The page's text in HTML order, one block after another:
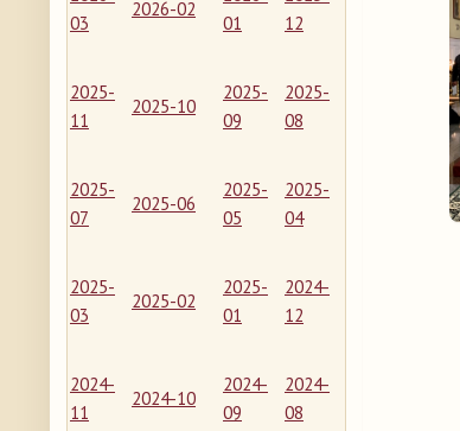
03
2026-02
01
12
2025-
11
2025-10
2025-
09
2025-
08
2025-
07
2025-06
2025-
05
2025-
04
2025-
03
2025-02
2025-
01
2024-
12
2024-
11
2024-10
2024-
09
2024-
08